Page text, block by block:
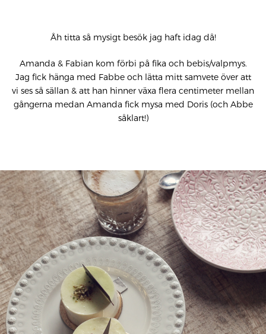
Åh titta så mysigt besök jag haft idag då!
Amanda & Fabian kom förbi på fika och bebis/valpmys.
Jag fick hänga med Fabbe och lätta mitt samvete över att
vi ses så sällan & att han hinner växa flera centimeter mellan
gångerna medan Amanda fick mysa med Doris (och Abbe
såklart!)